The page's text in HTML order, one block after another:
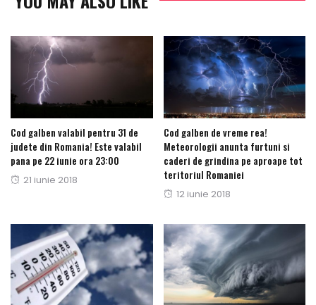
Cod galben valabil pentru 31 de
judete din Romania! Este valabil
pana pe 22 iunie ora 23:00
Posted
21 iunie 2018
Cod galben de vreme rea!
Meteorologii anunta furtuni si
caderi de grindina pe aproape tot
teritoriul Romaniei
Posted
12 iunie 2018